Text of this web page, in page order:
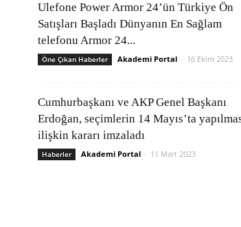
Ulefone Power Armor 24’ün Türkiye Ön
Satışları Başladı Dünyanın En Sağlam
telefonu Armor 24...
Öne Çıkan Haberler Akademi Portal - 16 Ekim 2023
Cumhurbaşkanı ve AKP Genel Başkanı
Erdoğan, seçimlerin 14 Mayıs’ta
ilişkin kararı imzaladı
Haberler Akademi Portal - 11 Mart 2023